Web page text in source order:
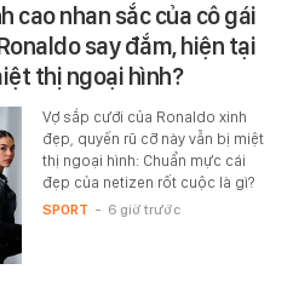
cao nhan sắc của cô gái
say đắm, hiện tại
thị ngoại hình?
Vợ sắp cưới của Ronaldo xinh
đẹp, quyến rũ cỡ này vẫn bị miệt
thị ngoại hình: Chuẩn mực cái
đẹp của netizen rốt cuộc là gì?
SPORT - 6 giờ trước